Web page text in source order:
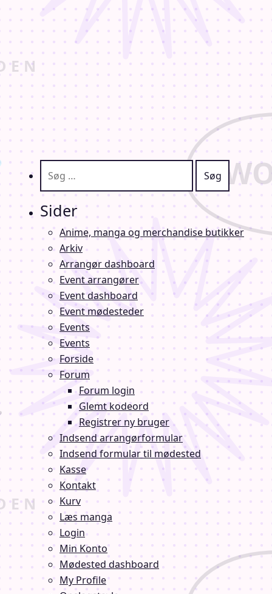
Sider
Anime, manga og merchandise butikker
Arkiv
Arrangør dashboard
Event arrangører
Event dashboard
Event mødesteder
Events
Events
Forside
Forum
Forum login
Glemt kodeord
Registrer ny bruger
Indsend arrangørformular
Indsend formular til mødested
Kasse
Kontakt
Kurv
Læs manga
Login
Min Konto
Mødested dashboard
My Profile